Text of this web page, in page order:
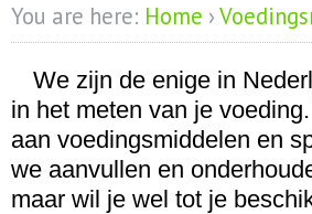
You are here: Home ›
We zijn de enige in
in het meten van je
aan voedingsmiddelen en
we aanvullen en
maar wil je wel tot je